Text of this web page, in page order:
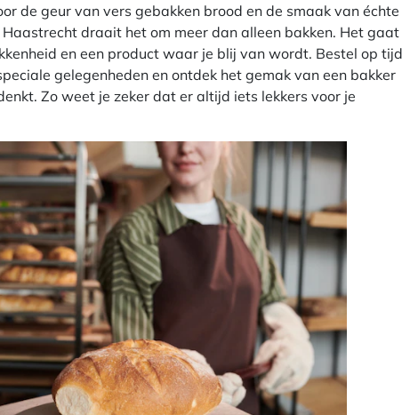
de geur van vers gebakken brood en de smaak van échte
draait het om meer dan alleen bakken. Het gaat
en een product waar je blij van wordt. Bestel op tijd
gelegenheden en ontdek het gemak van een bakker
Zo weet je zeker dat er altijd iets lekkers voor je